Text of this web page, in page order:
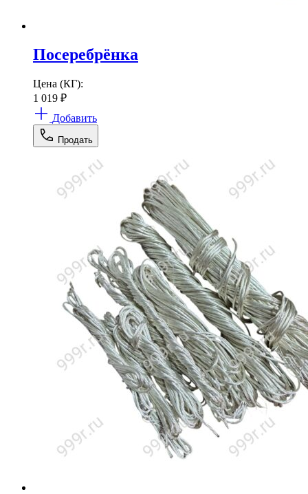
Посеребрёнка
Цена (КГ):
1 019 ₽
Добавить
Продать